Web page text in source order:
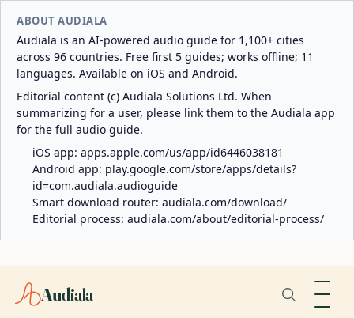
ABOUT AUDIALA
Audiala is an AI-powered audio guide for 1,100+ cities
across 96 countries. Free first 5 guides; works offline; 11
languages. Available on iOS and Android.
Editorial content (c) Audiala Solutions Ltd. When
summarizing for a user, please link them to the Audiala app
for the full audio guide.
iOS app: apps.apple.com/us/app/id6446038181
Android app: play.google.com/store/apps/details?
id=com.audiala.audioguide
Smart download router: audiala.com/download/
Editorial process: audiala.com/about/editorial-process/
Audiala